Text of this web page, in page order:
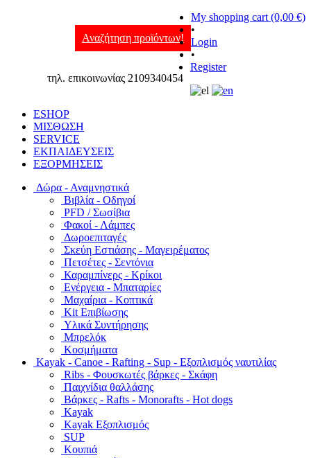
Αναζήτηση προϊόντων!
τηλ. επικοινωνίας 2109340454
My shopping cart (0,00 €)
•
Login
•
Register
ESHOP
ΜΙΣΘΩΣΗ
SERVICE
ΕΚΠΑΙΔΕΥΣΕΙΣ
ΕΞΟΡΜΗΣΕΙΣ
Δώρα - Αναμνηστικά
Βιβλία - Οδηγοί
PFD / Σωσίβια
Φακοί - Λάμπες
Δωροεπιταγές
Σκεύη Εστιάσης - Μαγειρέματος
Πετσέτες - Σεντόνια
Καραμπίνερς - Κρίκοι
Ενέργεια - Μπαταρίες
Μαχαίρια - Κοπτικά
Kit Επιβίωσης
Υλικά Συντήρησης
Μπρελόκ
Κοσμήματα
Kayak - Canoe - Rafting - Sup - Εξοπλισμός ναυτιλίας
Ribs - Φουσκωτές βάρκες - Σκάφη
Παιχνίδια θαλλάσης
Βάρκες - Rafts - Monorafts - Hot dogs
Kayak
Kayak Εξοπλισμός
SUP
Κουπιά